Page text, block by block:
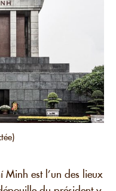
Minh est l’un des lieux